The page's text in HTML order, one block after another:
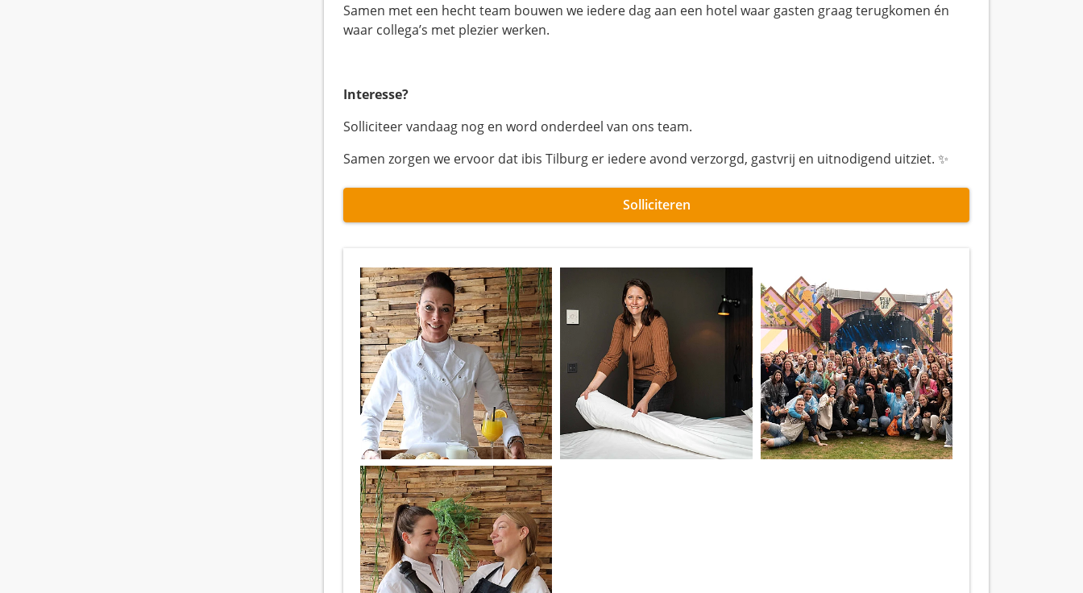
Samen met een hecht team bouwen we iedere dag aan een hotel waar gasten graag terugkomen én
waar collega’s met plezier werken.
Interesse?
Solliciteer vandaag nog en word onderdeel van ons team.
Samen zorgen we ervoor dat ibis Tilburg er iedere avond verzorgd, gastvrij en uitnodigend uitziet. ✨
Solliciteren